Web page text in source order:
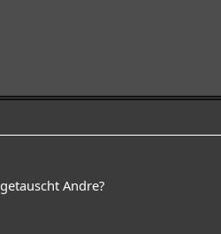
Andre?